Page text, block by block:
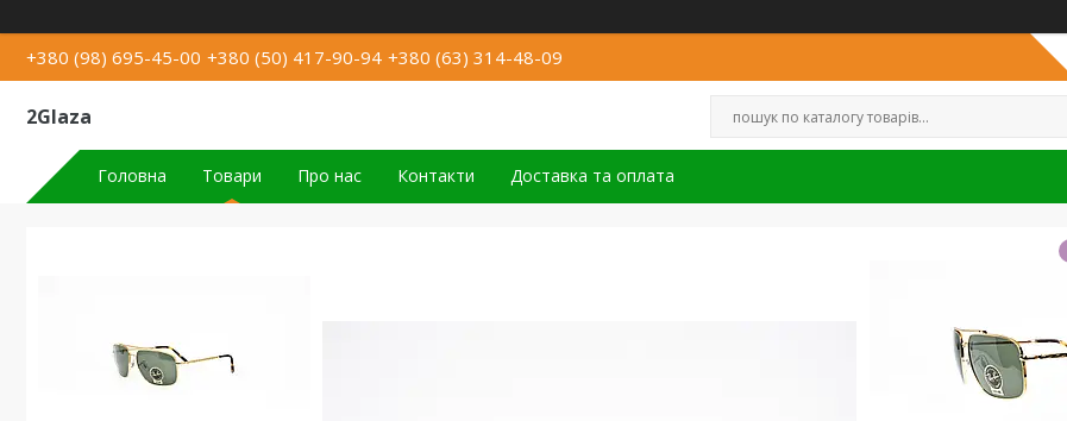
+380 (98) 695-45-00 +380 (50) 417-90-94 +380 (63) 314-48-09
2Glaza
Головна Товари Про нас Контакти Доставка та оплата